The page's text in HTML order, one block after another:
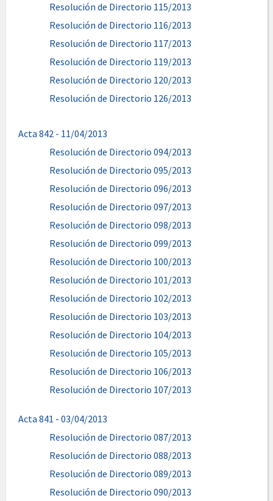
Resolución de Directorio 115/2013
Resolución de Directorio 116/2013
Resolución de Directorio 117/2013
Resolución de Directorio 119/2013
Resolución de Directorio 120/2013
Resolución de Directorio 126/2013
Acta 842 - 11/04/2013
Resolución de Directorio 094/2013
Resolución de Directorio 095/2013
Resolución de Directorio 096/2013
Resolución de Directorio 097/2013
Resolución de Directorio 098/2013
Resolución de Directorio 099/2013
Resolución de Directorio 100/2013
Resolución de Directorio 101/2013
Resolución de Directorio 102/2013
Resolución de Directorio 103/2013
Resolución de Directorio 104/2013
Resolución de Directorio 105/2013
Resolución de Directorio 106/2013
Resolución de Directorio 107/2013
Acta 841 - 03/04/2013
Resolución de Directorio 087/2013
Resolución de Directorio 088/2013
Resolución de Directorio 089/2013
Resolución de Directorio 090/2013